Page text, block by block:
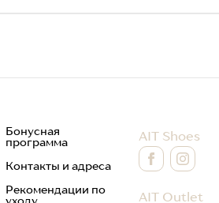
Бонусная
программа
Контакты и адреса
Рекомендации по
AIT Shoes
AIT Outlet